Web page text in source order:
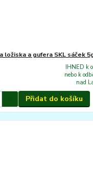
ložiska a gufera SKL sáček
IHNED k
nebo k
nad
Přidat do košíku